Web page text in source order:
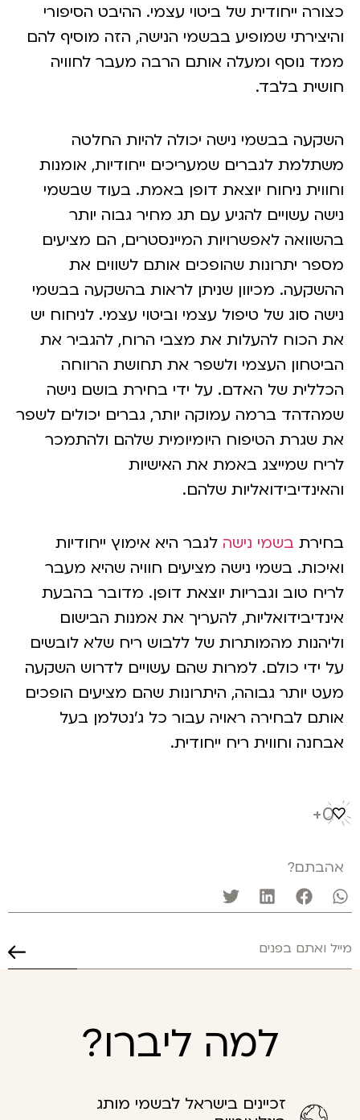
0
ייחודית של ביטוי עצמי. ההיבט הסיפורי
שמופיע בבשמי הנישה, הזה מוסיף להם
נוסף ומעלה אותם הרבה מעבר לחוויה
בלבד.
בבשמי נישה יכולה להיות החלטה
לגברים שמעריכים ייחודיות, אומנות
ניחוח יוצאת דופן באמת. בעוד שבשמי
עשויים להגיע עם תג מחיר גבוה יותר
לאפשרויות המיינסטרים, הם מציעים
יתרונות שהופכים אותם לשווים את
מכיוון שניתן לראות בהשקעה בבשמי
סוג של טיפול עצמי וביטוי עצמי. לניחוח יש
הכוח להעלות את מצבי הרוח, להגביר את
העצמי ולשפר את תחושת הרווחה
של האדם. על ידי בחירת בושם נישה
ברמה עמוקה יותר, גברים יכולים לשפר
שגרת הטיפוח היומיומית שלהם ולהתמכר
שמייצג באמת את האישיות
שלהם.
בשמי נישהלגבר היא אימוץ ייחודיות
בשמי נישה מציעים חוויה שהיא מעבר
טוב וגבריות יוצאת דופן. מדובר בהבעת
להעריך את אמנות הבישום
מהמותרות של ללבוש ריח שלא לובשים
ידי כולם. למרות שהם עשויים לדרוש השקעה
יותר גבוהה, היתרונות שהם מציעים הופכים
לבחירה ראויה עבור כל ג'נטלמן בעל
וחווית ריח ייחודית.
למה ליברו?
זכיינים בישראל לבשמי מותג